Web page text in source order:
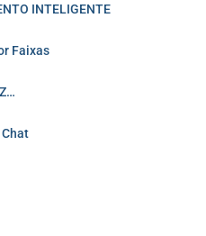
INTELIGENTE
Faixas
Chat